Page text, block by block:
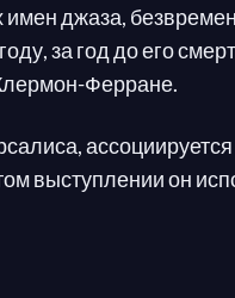
джаза,
за год до его
Ферране.
выступлении он
на альтовом